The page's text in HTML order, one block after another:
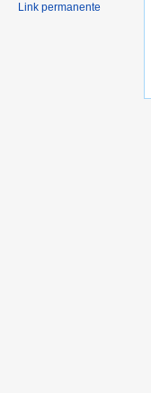
Link permanente